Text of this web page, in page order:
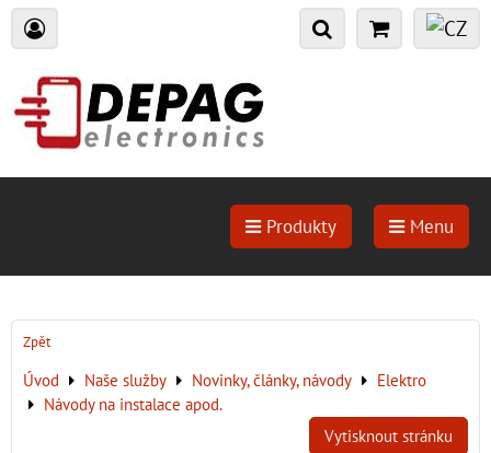
Produkty Menu
Zpět
Úvod Naše služby Novinky, články, návody
Elektro
Návody na instalace apod.
Vytisknout stránku